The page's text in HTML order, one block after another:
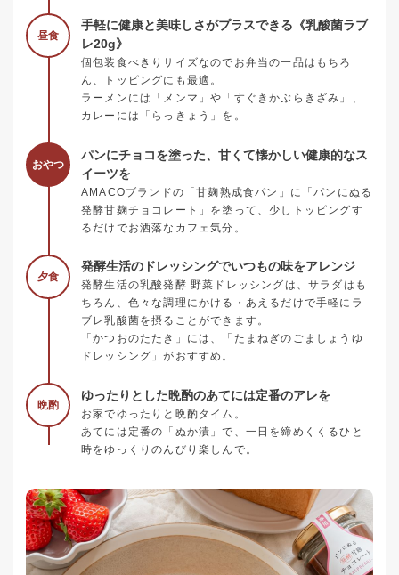
昼食
手軽に健康と美味しさがプラスできる《乳酸菌ラブ
レ20g》
個包装食べきりサイズなのでお弁当の一品はもちろ
ん、トッピングにも最適。
ラーメンには「メンマ」や「すぐきかぶらきざみ」、
カレーには「らっきょう」を。
おやつ
パンにチョコを塗った、甘くて懐かしい健康的なス
イーツを
AMACOブランドの「甘麹熟成食パン」に「パンにぬる
発酵甘麹チョコレート」を塗って、少しトッピングす
るだけでお洒落なカフェ気分。
夕食
発酵生活のドレッシングでいつもの味をアレンジ
発酵生活の乳酸発酵 野菜ドレッシングは、サラダはも
ちろん、色々な調理にかける・あえるだけで手軽にラ
ブレ乳酸菌を摂ることができます。
「かつおのたたき」には、「たまねぎのごましょうゆ
ドレッシング」がおすすめ。
晩酌
ゆったりとした晩酌のあてには定番のアレを
お家でゆったりと晩酌タイム。
あてには定番の「ぬか漬」で、一日を締めくくるひと
時をゆっくりのんびり楽しんで。